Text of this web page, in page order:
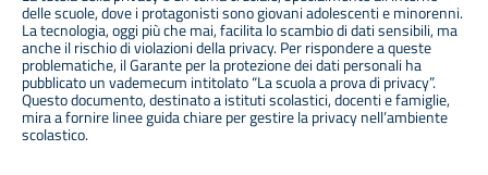
delle scuole, dove i protagonisti sono giovani adolescenti e minorenni.
La tecnologia, oggi più che mai, facilita lo scambio di dati sensibili, ma
anche il rischio di violazioni della privacy. Per rispondere a queste
problematiche, il Garante per la protezione dei dati personali ha
pubblicato un vademecum intitolato “La scuola a prova di privacy”.
Questo documento, destinato a istituti scolastici, docenti e famiglie,
mira a fornire linee guida chiare per gestire la privacy nell’ambiente
scolastico.